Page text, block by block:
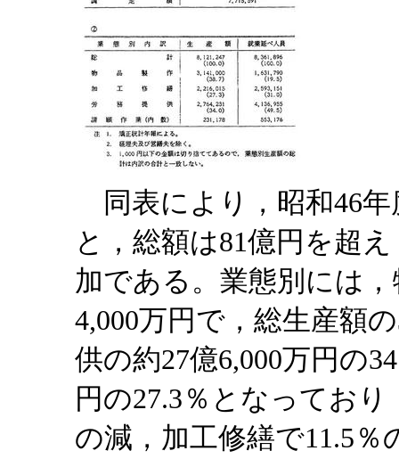
同表により，昭和46
と，総額は81億円を超
加である。業態別には
4,000万円で，総生産額
供の約27億6,000万円の
円の27.3％となってお
の減，加工修繕で11.5％